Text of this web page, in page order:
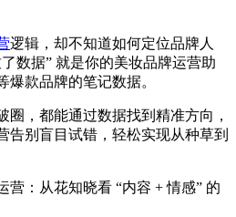
逻辑，却不知道如何定位品牌人
数据” 就是你的美妆品牌运营助
爆款品牌的笔记数据。
圈，都能通过数据找到精准方向，
告别盲目试错，轻松实现从种草到